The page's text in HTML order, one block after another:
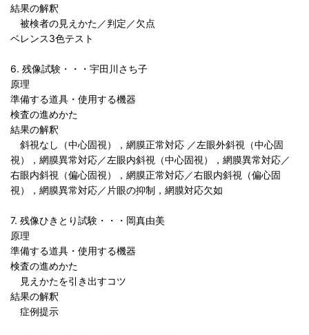
結果の解釈
被検者の見えかた／判定／欠点
ベレンス3色テスト
6. 残像試験・・・宇田川さち子
原理
準備する道具・使用する機器
検査の進めかた
結果の解釈
斜視なし（中心固視），網膜正常対応 ／左眼外斜視（中心固
視），網膜異常対応／左眼内斜視（中心固視），網膜異常対応／
右眼内斜視（偏心固視），網膜正常対応／右眼内斜視（偏心固
視），網膜異常対応／片眼の抑制，網膜対応欠如
7. 残像ひきとり試験・・・岡真由美
原理
準備する道具・使用する機器
検査の進めかた
見えかたを引き出すコツ
結果の解釈
症例提示